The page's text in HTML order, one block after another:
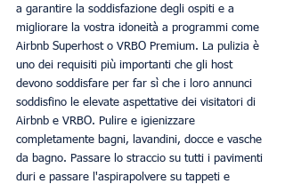
a garantire la soddisfazione degli ospiti e a
migliorare la vostra idoneità a programmi come
Airbnb Superhost o VRBO Premium. La pulizia è
uno dei requisiti più importanti che gli host
devono soddisfare per far sì che i loro annunci
soddisfino le elevate aspettative dei visitatori di
Airbnb e VRBO. Pulire e igienizzare
completamente bagni, lavandini, docce e vasche
da bagno. Passare lo straccio su tutti i pavimenti
duri e passare l'aspirapolvere su tappeti e